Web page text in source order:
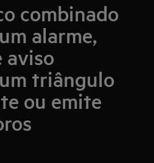
combinado
alarme,
aviso
triângulo
ou emite